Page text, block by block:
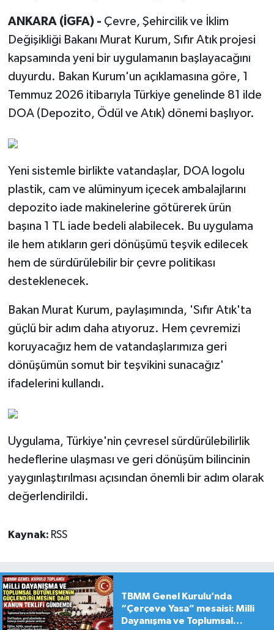
ANKARA (İGFA) - Çevre, Şehircilik ve İklim
Değişikliği Bakanı Murat Kurum, Sıfır Atık projesi
kapsamında yeni bir uygulamanın başlayacağını
duyurdu. Bakan Kurum'un açıklamasına göre, 1
Temmuz 2026 itibarıyla Türkiye genelinde 81 ilde
DOA (Depozito, Ödül ve Atık) dönemi başlıyor.
Yeni sistemle birlikte vatandaşlar, DOA logolu
plastik, cam ve alüminyum içecek ambalajlarını
depozito iade makinelerine götürerek ürün
başına 1 TL iade bedeli alabilecek. Bu uygulama
ile hem atıkların geri dönüşümü teşvik edilecek
hem de sürdürülebilir bir çevre politikası
desteklenecek.
Bakan Murat Kurum, paylaşımında, 'Sıfır Atık'ta
güçlü bir adım daha atıyoruz. Hem çevremizi
koruyacağız hem de vatandaşlarımıza geri
dönüşümün somut bir teşvikini sunacağız'
ifadelerini kullandı.
Uygulama, Türkiye'nin çevresel sürdürülebilirlik
hedeflerine ulaşması ve geri dönüşüm bilincinin
yaygınlaştırılması açısından önemli bir adım olarak
değerlendirildi.
Kaynak: RSS
TBMM Genel Kurulu’nda
“Çerçeve Yasa” mesaisi: Milli
Dayanışma ve Toplumsal